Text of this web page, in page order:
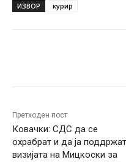
ИЗВОР курир
Претходен пост
Ковачки: СДС да се
охрабрат и да ја поддржат
визијата на Мицкоски за